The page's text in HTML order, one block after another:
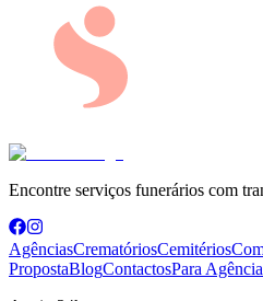
Encontre serviços funerários com
AgênciasCrematóriosCemitérios
PropostaBlogContactosPara